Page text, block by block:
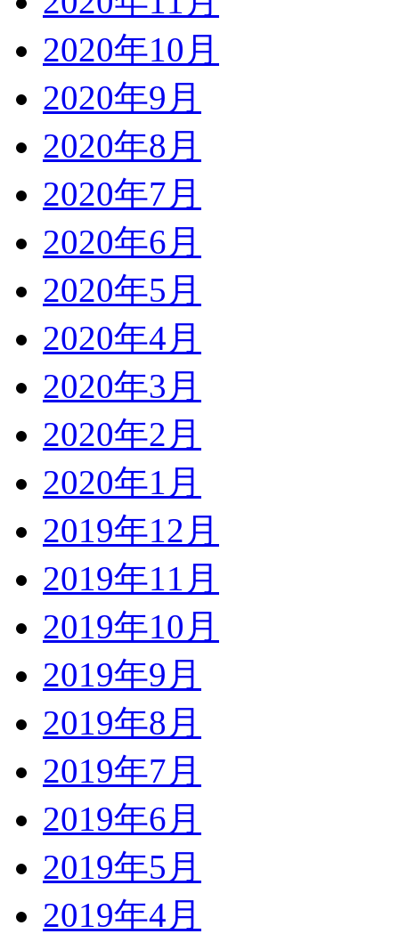
2020年10月
2020年9月
2020年8月
2020年7月
2020年6月
2020年5月
2020年4月
2020年3月
2020年2月
2020年1月
2019年12月
2019年11月
2019年10月
2019年9月
2019年8月
2019年7月
2019年6月
2019年5月
2019年4月